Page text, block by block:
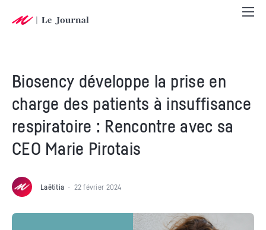
Biosency développe la prise en
charge des patients à insuffisance
respiratoire : Rencontre avec sa
CEO Marie Pirotais
Laëtitia 22 février 2024